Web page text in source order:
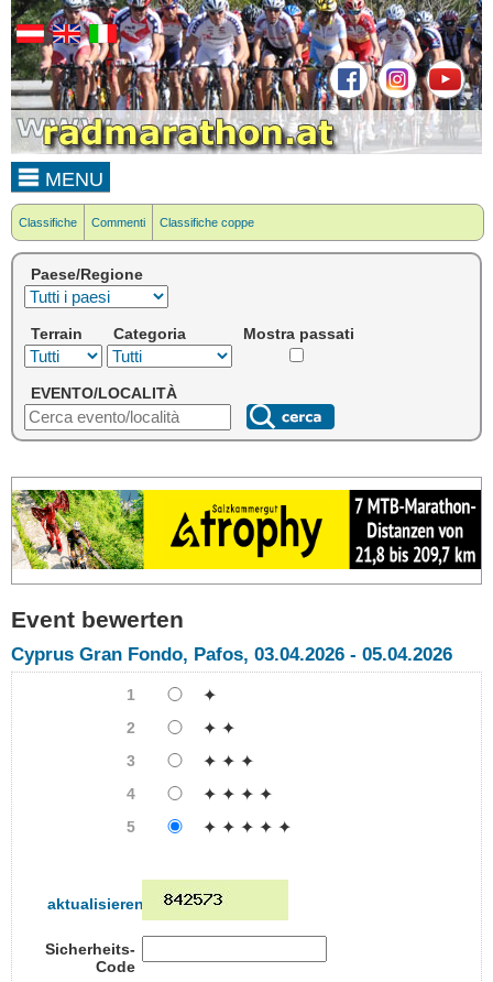
MENU
Classifiche Commenti Classifiche coppe
Paese/Regione
Terrain Categoria Mostra passati
EVENTO/LOCALITÀ
Event bewerten
Cyprus Gran Fondo, Pafos, 03.04.2026 - 05.04.2026
1 ✦
2 ✦ ✦
3 ✦ ✦ ✦
4 ✦ ✦ ✦ ✦
5 ✦ ✦ ✦ ✦ ✦
aktualisieren
Sicherheits-
Code